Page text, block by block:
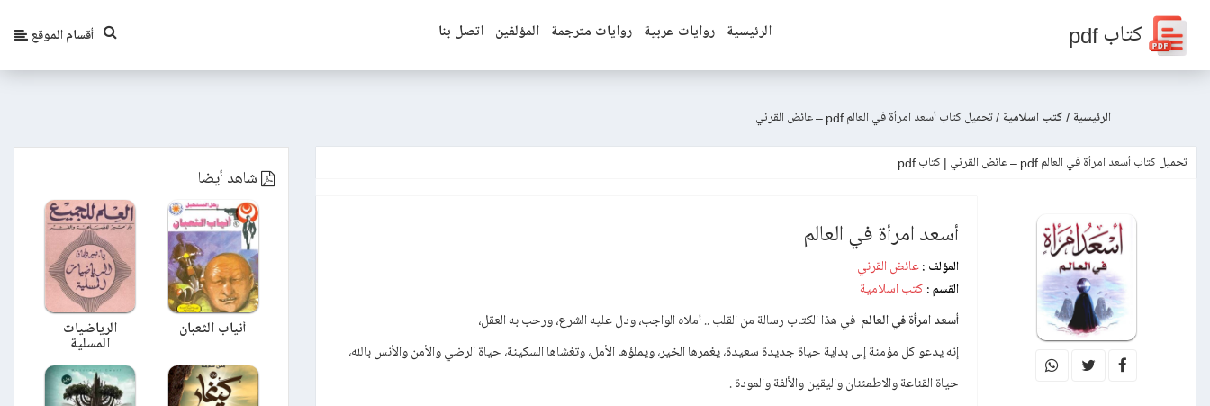
كتاب pdf الرئيسية روايات عربية روايات مترجمة المؤلفين اتصل بنا أقسام الموقع
الرئيسية / كتب اسلامية /تحميل كتاب أسعد امرأة في العالم pdf – عائض القرني
تحميل كتاب أسعد امرأة في العالم pdf – عائض القرني | كتاب pdf
أسعد امرأة في العالم
المؤلف :عائض القرني
القسم : كتب اسلامية
أسعد امرأة في العالمفي هذا الكتاب رسالة من القلب .. أملاه الواجب، ودل عليه الشرع، ورحب به العقل،
إنه يدعو كل مؤمنة إلى بداية حياة جديدة سعيدة، يغمرها الخير، ويملؤها الأمل، وتغشاها السكينة، حياة الرضي والأمن والأنس بالله،
حياة القناعة والاطمئنان واليقين والألفة والمودة .
شاهد أيضا
أنياب الثعبان الرياضيات
المسلية